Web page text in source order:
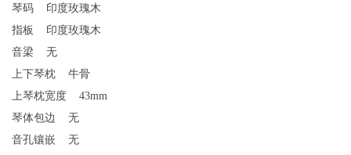
琴码 印度玫瑰木
指板 印度玫瑰木
音梁 无
上下琴枕 牛骨
上琴枕宽度 43mm
琴体包边 无
音孔镶嵌 无